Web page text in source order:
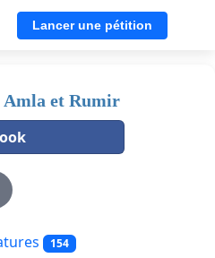
Lancer une pétition
Amla et Rumir
154